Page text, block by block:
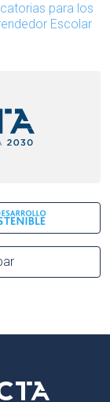
para los
Escolar